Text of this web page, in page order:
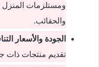
ومستلزمات المنزل
والحقائب.
الجودة والأسعار
تقديم منتجات ذات